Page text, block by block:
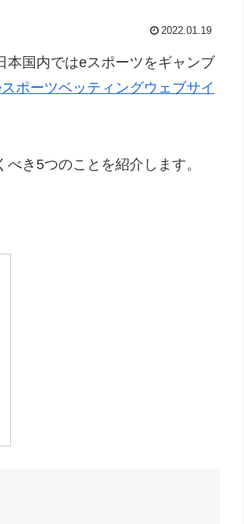
2022.01.19
国内ではeスポーツをギャンブ
ポーツベッティングウェブサイ
き5つのことを紹介します。